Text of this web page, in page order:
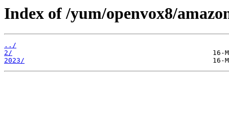
Index of /yum/openvox8/
../
2/
2023/